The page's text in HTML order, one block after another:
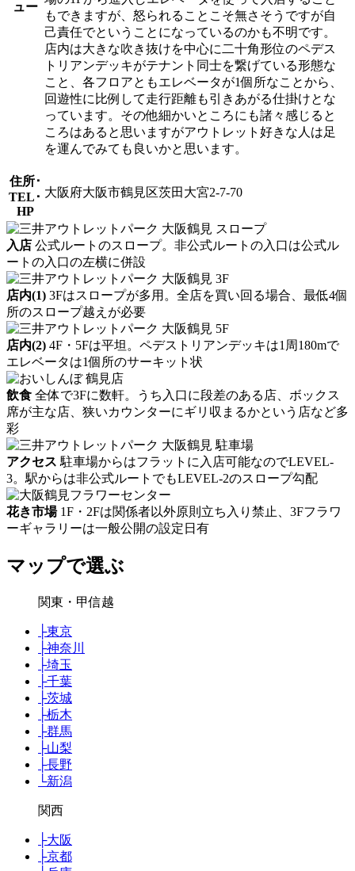
ュー
もできますが、怒られることこそ無さそうですが自
己責任でということになっているのかも不明です。
店内は大きな吹き抜けを中心に二十角形位のペデス
トリアンデッキがテナント同士を繋げている形態な
こと、各フロアともエレベータが1個所なことから、
回遊性に比例して走行距離も引きあがる仕掛けとな
っています。その他細かいところにも諸々感じると
ころはあると思いますがアウトレット好きな人は足
を運んでみても良いかと思います。
住所･
TEL･
HP
大阪府大阪市鶴見区茨田大宮2-7-70
入店 公式ルートのスロープ。非公式ルートの入口は公式ル
ートの入口の左横に併設
店内(1) 3Fはスロープが多用。全店を買い回る場合、最低4個
所のスロープ越えが必要
店内(2) 4F・5Fは平坦。ペデストリアンデッキは1周180mで
エレベータは1個所のサーキット状
飲食 全体で3Fに数軒。うち入口に段差のある店、ボックス
席が主な店、狭いカウンターにギリ収まるかという店など多
彩
アクセス 駐車場からはフラットに入店可能なのでLEVEL-
3。駅からは非公式ルートでもLEVEL-2のスロープ勾配
花き市場1F・2Fは関係者以外原則立ち入り禁止、3Fフラワ
ーギャラリーは一般公開の設定日有
マップで選ぶ
関東・甲信越
├東京
├神奈川
├埼玉
├千葉
├茨城
├栃木
├群馬
├山梨
├長野
└新潟
関西
├大阪
├京都